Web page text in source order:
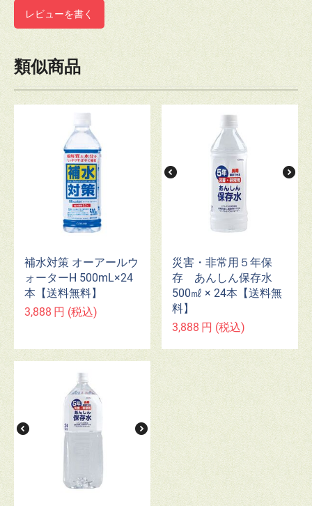
レビューを書く
類似商品
補水対策 オーアールウ
ォーターH 500mL×24
本【送料無料】
3,888 円 (税込)
災害・非常用５年保
存 あんしん保存水
500㎖ × 24本【送料無
料】
3,888 円 (税込)